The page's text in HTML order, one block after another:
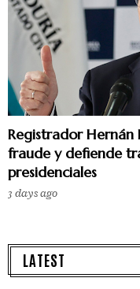
Registrador Hernán
fraude y defiende
presidenciales
3 days ago
LATEST